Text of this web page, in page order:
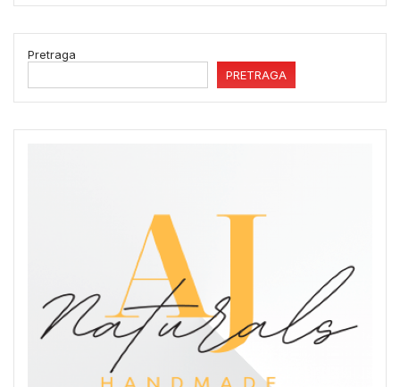
Pretraga
PRETRAGA